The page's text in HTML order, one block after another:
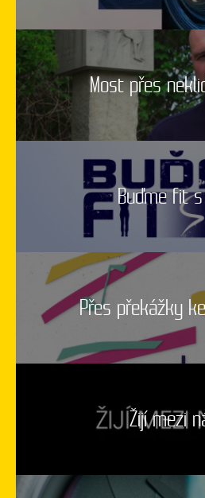
Most přes
Buďme fit s
Přes překážky
Žijí mezi